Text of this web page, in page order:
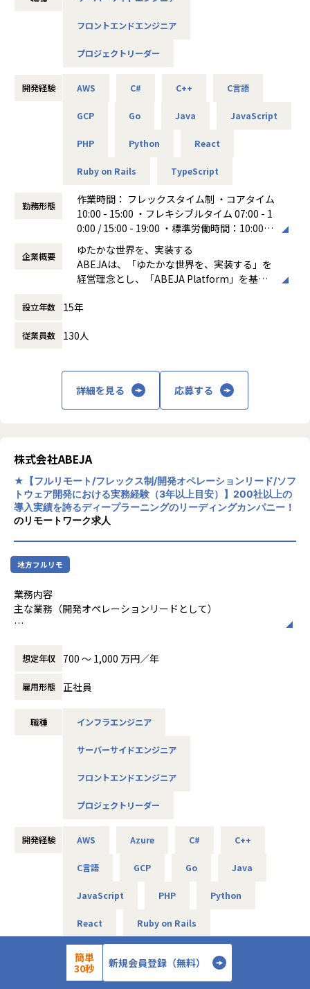
ラまでを横断的に担えるフルスタックエンジニアを中心に構
のではなく、プロジェクトごとに設計・開発・運用までを一
やすい一方で、開発の進め方やドキュメント、部門間連携の
ます。
＜なぜ該当ロールが必要か＞
現在、ビジネスサイドのPMは顧客折衝や全体構想に強みを
ターを含む進行管理については、役割や専門性の違いから、
とがあります。
技術判断に十分な時間を割けないという歪みが生じていま
ち、技術観点でのデリバリー責任を担いながら、顧客案件の
プロジェクト推進を行う「エンジニアリングPM」**を募集
します。
このポジションは、
顧客案件を中心にPMとしてデリバリーをリードする
案件状況に応じて技術的な検討・設計レビューに関与する
ビジネスサイドPMと並列の立場で協働しながら、役割分担
これによって、プロジェクトの成功確率を高めると同時に、
リードエンジニアが技術に集中できる体制を構築することを
目的としています。
ミッション
点でのデリバリー責任を担いながら、 プロジェクトを安定的
成立させる役割を担います。
【業務の変更の範囲】
会社の定める業務へ配置転換の可能性あり
チームやグループ単位での成果最大化を見据えた技術的な意
開発プロセスや体制の改善に関する検討・実行
将来的なエンジニアリングマネジャーとしての役割への段階
を前提としたポジションではありません）
ポジションの魅力
がら、プロジェクトデリバリー全体に関わる経験
に関与できる機会
リーダーやエンジニアリングマネジャーへのキャリアパス
を、無理なく段階的に描ける環境
個人の成果だけでなく、組織として成果を出す視点を身につ
けられる経験
＜事業・プロジェクトの背景＞
見積やシステム設計から、実際の開発、リリース後の運用・
ラまでを横断的に担えるフルスタックエンジニアを中心に構
成されたエンジニア組織です。特定の役割に厳密に分業する
のではなく、プロジェクトごとに設計・開発・運用までを一
気通貫で担うスタイルを強みとしています。
この柔軟な体制により、各プロジェクトが自律的に推進され
やすい一方で、開発の進め方やドキュメント、部門間連携の
方法などがプロジェクトごとに最適化されやすい側面もあり
ます。
＜なぜ該当ロールが必要か＞
システム開発部では、今後も事業成長に伴ってエンジニア組
るにつれ、個々のエンジニアの成果を積み上げるだけでは、
大化することが難しくなっていきます。
めながら、チームやグループ単位で成果を最大化する視点が
を整理し、メンバーが力を発揮しやすい環境を整えること
で、組織としてスケール可能な開発体制を築いていく必要が
リーダーやエンジニアリングマネジャーとして、グループ全
事業成長に伴い拡大していく開発組織において、個人や特定
の役割の頑張りに依存するのではなく、仕組みやプロセスを
通じてチーム・グループとして継続的にアウトプットを最大
化できる開発体制を構築することです。
フロントエンドエンジニア
プロジェクトリーダー
開発経験 AWS C# C++ C言語
GCP Go Java JavaScript
PHP Python React
Ruby on Rails TypeScript
勤務形態
作業時間： フレックスタイム制 ・コアタイム
10:00 - 15:00 ・フレキシブルタイム 07:00 - 1
0:00 / 15:00 - 19:00 ・標準労働時間：10:00 -
19:00 （休憩60分）
働き方：フレックス制（コアタイムあり）
時間外労働の有無： 有（月平均20時間）
休憩時間： 60分
企業概要
ゆたかな世界を、実装する
ABEJAは、「ゆたかな世界を、実装する」を
経営理念とし、「ABEJA Platform」を基盤
ビジネスの継続的な収益成長の実現に伴走す
しています。2012年の創業時よりABEJA Pla
変革をABEJA Platform上で実現してきまし
た。
設立年数 15年
従業員数 130人
詳細を見る 応募する
株式会社ABEJA
★【フルリモート/フレックス制/開発オペレーションリード/ソフ
トウェア開発における実務経験（3年以上目安）】200社以上の
導入実績を誇るディープラーニングのリーディングカンパニー！
のリモートワーク求人
地方フルリモ
業務内容
主な業務（開発オペレーションリードとして）
開発組織におけるドキュメント体系の整理・再設計
「何を書くか／書かないか」「誰が更新責任を持つか」の明
確化
生成AI / LLM 活用を前提とした、検索・再利用しやすい構造
部門間連携のインターフェース設計
人に依存しない連携・調整の仕組み化
開発・運用プロセス全体の可視化と見直し
最小限で回る設計への再構築と定着
各プロジェクトで生まれた実装・ノウハウの抽出と整理
る形で展開・定着させる仕組みづくり
利用状況やフィードバックを踏まえた継続的な改善
※ 共通アセットは「作ること」自体を目的とせず、プロジェ
クトで実際に使われ、組織全体の生産性向上につながること
想定年収 700 〜 1,000 万円／年
雇用形態 正社員
職種 インフラエンジニア
サーバーサイドエンジニア
フロントエンドエンジニア
プロジェクトリーダー
開発経験 AWS Azure C# C++
C言語 GCP Go Java
JavaScript PHP Python
React Ruby on Rails
TypeScript
作業時間： フレックスタイム制 ・コアタイム
簡単
30秒
新規会員登録（無料）